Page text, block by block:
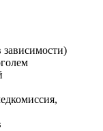
зависимости)